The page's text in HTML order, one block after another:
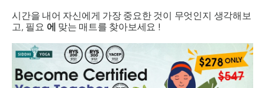
시간을 내어 자신에게 가장 중요한 것이 무엇인지 생각해보
고, 필요 에 맞는 매트를 찾아보세요 !